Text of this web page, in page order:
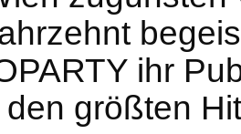
ihr
größten